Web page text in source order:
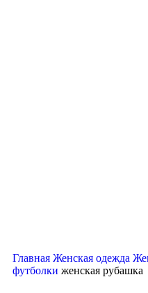
Главная Женская одежда
футболки женская рубашка